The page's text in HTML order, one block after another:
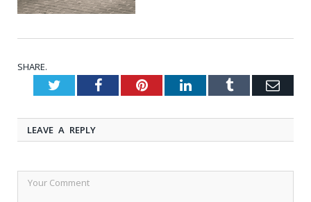
SHARE.
TwitterFacebookPinterestLinkedInTumblr
LEAVE A REPLY